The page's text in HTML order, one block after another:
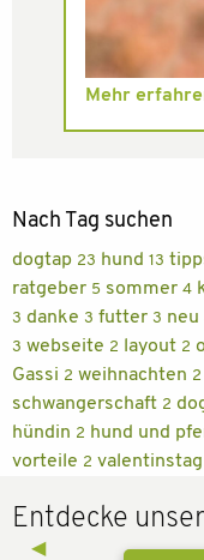
Mehr
Nach Tag suchen
dogtap 23 hund 13
ratgeber 5 sommer 4
3 danke 3 futter 3 neu
3 webseite 2 layout 2
Gassi 2 weihnachten 2
schwangerschaft 2
hündin 2 hund und
vorteile 2 valentinstag
Entdecke
Previous Slide
◀︎